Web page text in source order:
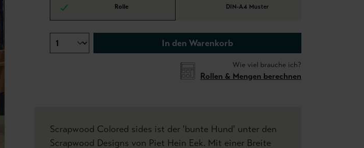
Rolle DIN-A4 Muster
In den Warenkorb
Wie viel brauche ich?
Rollen & Mengen berechnen
Scrapwood Colored sides ist der 'bunte Hund' unter den
Scrapwood Designs von Piet Hein Eek. Mit einer Breite